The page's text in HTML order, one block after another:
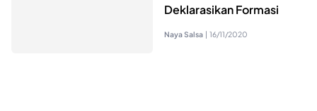
Deklarasikan Formasi
Naya Salsa | 16/11/2020